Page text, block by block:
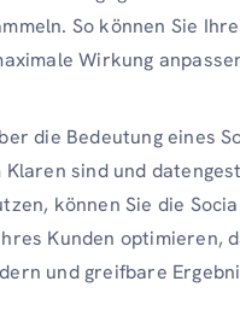
So können Sie Ihre
Wirkung
die Bedeutung eines
Klaren sind und
können Sie die
Kunden optimieren,
und greifbare